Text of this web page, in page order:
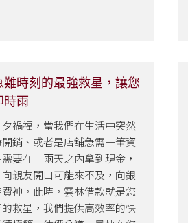
時刻的最強救星，讓您
時雨
禍福，當我們在生活中突然
銷、或者是店舖急需一筆資
要在一兩天之內拿到現金，
親友開口可能來不及，向銀
神，此時，雲林借款就是您
救星，我們提供高效率的快